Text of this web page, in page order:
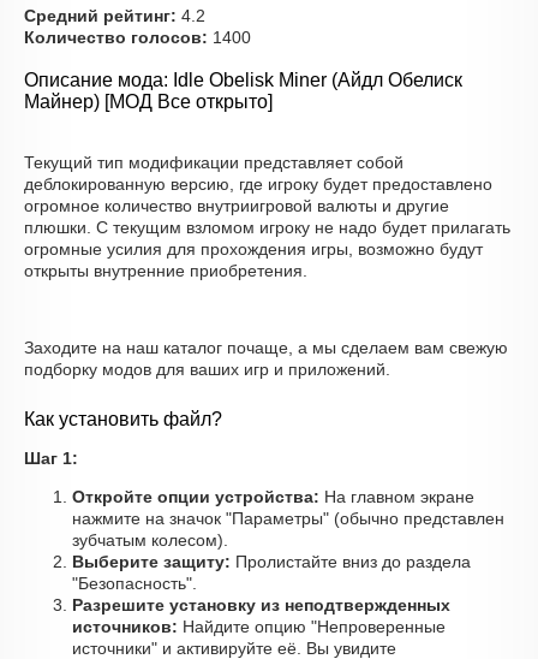
Средний рейтинг: 4.2
Количество голосов: 1400
Описание мода: Idle Obelisk Miner (Айдл Обелиск
Майнер) [МОД Все открыто]
Текущий тип модификации представляет собой
деблокированную версию, где игроку будет предоставлено
огромное количество внутриигровой валюты и другие
плюшки. С текущим взломом игроку не надо будет прилагать
огромные усилия для прохождения игры, возможно будут
открыты внутренние приобретения.
Заходите на наш каталог почаще, а мы сделаем вам свежую
подборку модов для ваших игр и приложений.
Как установить файл?
Шаг 1:
Откройте опции устройства: На главном экране
нажмите на значок "Параметры" (обычно представлен
зубчатым колесом).
Выберите защиту: Пролистайте вниз до раздела
"Безопасность".
Разрешите установку из неподтвержденных
источников: Найдите опцию "Непроверенные
источники" и активируйте её. Вы увидите